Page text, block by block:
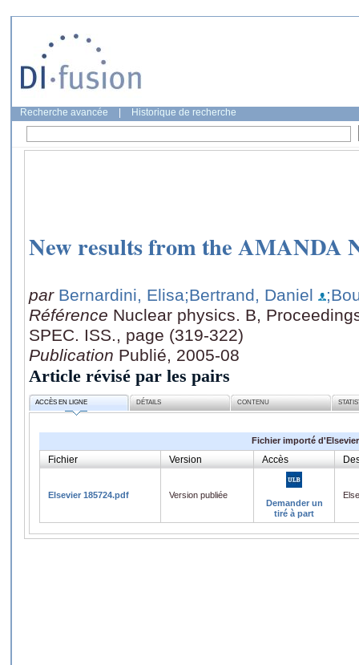
Recherche avancée Historique de recherche
New results from the AMANDA
par Bernardini, Elisa;Bertrand, Daniel
Référence Nuclear physics. B,
SPEC. ISS., page (319-322)
Publication Publié, 2005-08
Article révisé par les pairs
ACCÈS EN LIGNE DÉTAILS CONTENU
Fichier importé d'Elsevier
Fichier Version Accès
Elsevier 185724.pdf
Version publiée
Demander un
tiré à part